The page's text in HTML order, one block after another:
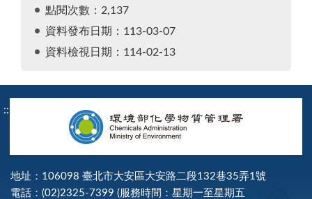
點閱次數：2,137
資料發布日期：113-03-07
資料檢視日期：114-02-13
:::
地址：106098 臺北市大安區大安路二段132巷35弄1號
電話：(02)2325-7399 (服務時間：星期一至星期五